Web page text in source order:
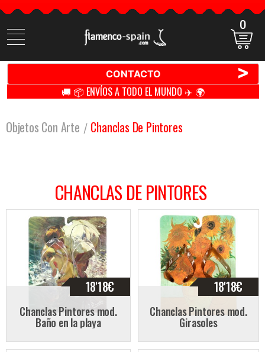
Buscar
productos
0
CONTACTO >
🚚 📦 ENVÍOS A TODO EL MUNDO ✈️ 🌍
Objetos Con Arte Chanclas De Pintores
CHANCLAS DE PINTORES
18'18€
Chanclas Pintores mod.
Baño en la playa
18'18€
Chanclas Pintores mod.
Girasoles